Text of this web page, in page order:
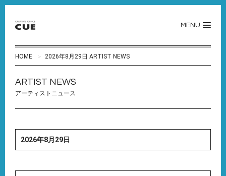
MENU
HOME 2026年8月29日 ARTIST NEWS
ARTIST NEWS
アーティストニュース
2026年8月29日